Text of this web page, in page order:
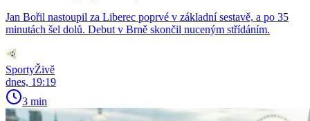
Jan Bořil nastoupil za Liberec poprvé v základní sestavě, a po 35
minutách šel dolů. Debut v Brně skončil nuceným střídáním.
SportyŽivě
dnes, 19:19
3 min